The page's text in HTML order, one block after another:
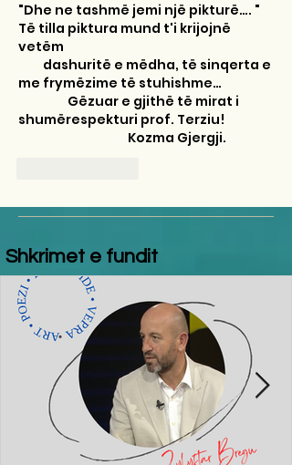
"Dhe ne tashmë jemi një pikturë…. "
Të tilla piktura mund t'i krijojnë
vetëm
me frymëzime të stuhishme…
shumërespekturi prof. Terziu!
                                        Kozma Gjergji.
Shkrimet e fundit